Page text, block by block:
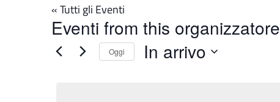
« Tutti gli Eventi
Eventi from this organizzatore
Oggi In arrivo